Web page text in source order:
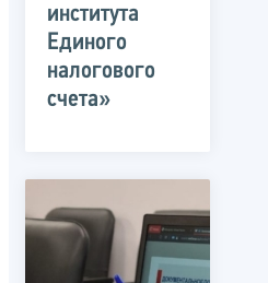
института
Единого
налогового
счета»